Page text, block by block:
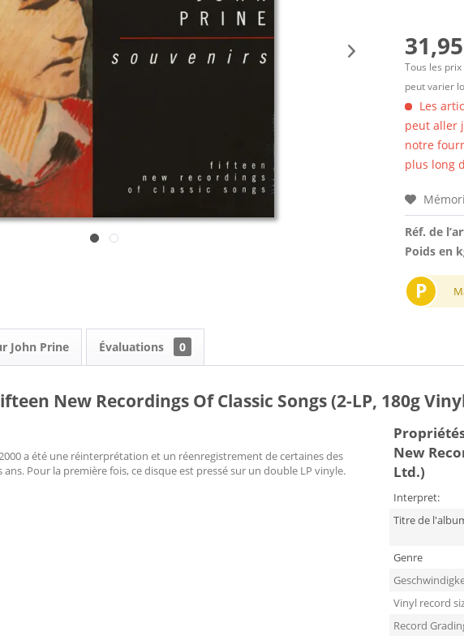
Tous les
peut varier
Les
peut aller
notre
plus long
Réf. de
Poids en
P
John Prine Évaluations 0
New Recordings Of Classic Songs (2-LP, 180g
a été une réinterprétation et un réenregistrement de certaines des
ans. Pour la première fois, ce disque est pressé sur un double LP vinyle.
New
Ltd.)
Interpret:
Titre de
Genre
Vinyl record
Record